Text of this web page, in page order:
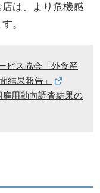
は、より危機感
。
ビス協会「外食産
結果報告」
用動向調査結果の